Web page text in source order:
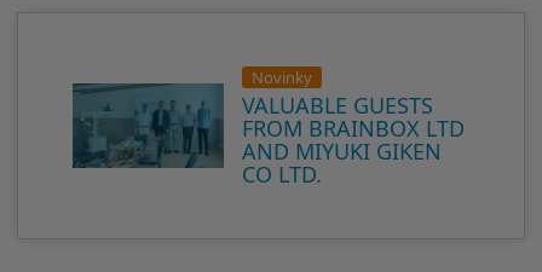
Novinky
VALUABLE GUESTS
FROM BRAINBOX LTD
AND MIYUKI GIKEN
CO LTD.